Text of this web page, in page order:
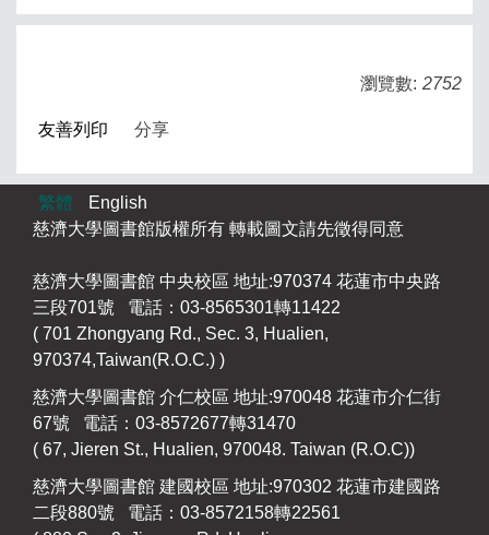
瀏覽數: 2752
友善列印 分享
繁體
English
慈濟大學圖書館版權所有 轉載圖文請先徵得同意
慈濟大學圖書館 中央校區 地址:970374 花蓮市中央路
三段701號 電話：03-8565301轉11422
( 701 Zhongyang Rd., Sec. 3, Hualien,
970374,Taiwan(R.O.C.) )
慈濟大學圖書館 介仁校區 地址:970048 花蓮市介仁街
67號 電話：03-8572677轉31470
( 67, Jieren St., Hualien, 970048. Taiwan (R.O.C))
慈濟大學圖書館 建國校區 地址:970302 花蓮市建國路
二段880號 電話：03-8572158轉22561